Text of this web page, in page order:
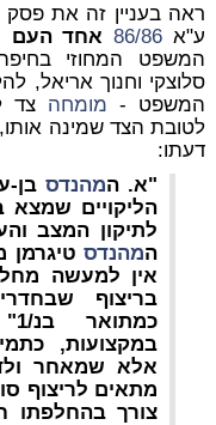
ראה בעניין זה את
ע"א 86/86 אחד העם
המשפט המחוזי
סלוצקי וחנוך אריאל,
המשפט - מומחה צד
לטובת הצד שמינה אותו,
דעתו:
"א. המהנדס
הליקויים שמצא
לתיקון המצב
המהנדסטיגרמן
אין למעשה
בריצוף
כמתואר בנ/1"
במקצועות,
אלא שמאחר
מתאים לריצוף
צורך בהחלפתו